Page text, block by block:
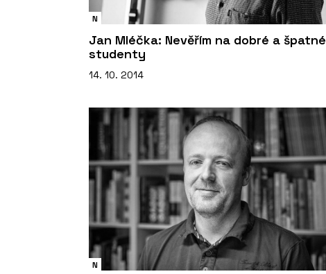
N
Jan Mléčka: Nevěřím na dobré a špatné
studenty
14. 10. 2014
N